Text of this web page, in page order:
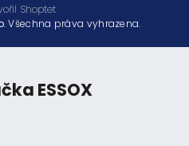
Shoptet
. Všechna práva vyhrazena.
ESSOX